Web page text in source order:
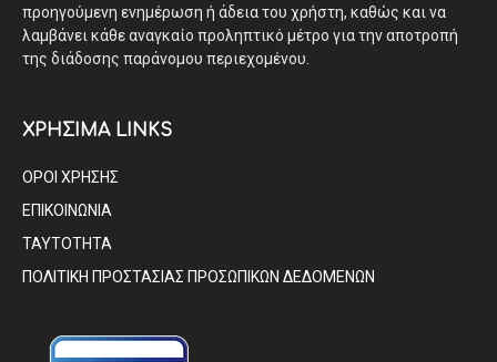
προηγούμενη ενημέρωση ή άδεια του χρήστη, καθώς και να
λαμβάνει κάθε αναγκαίο προληπτικό μέτρο για την αποτροπή
της διάδοσης παράνομου περιεχομένου.
ΧΡΗΣΙΜΑ LINKS
ΟΡΟΙ ΧΡΗΣΗΣ
ΕΠΙΚΟΙΝΩΝΙΑ
ΤΑΥΤΟΤΗΤΑ
ΠΟΛΙΤΙΚΗ ΠΡΟΣΤΑΣΙΑΣ ΠΡΟΣΩΠΙΚΩΝ ΔΕΔΟΜΕΝΩΝ